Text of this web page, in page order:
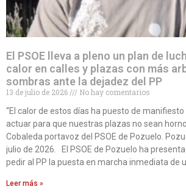
El PSOE lleva a pleno un plan de
calor en calles y plazas con más
sombras ante la dejadez del PP
13 de julio de 2026
No hay comentarios
“El calor de estos días ha puesto de
actuar para que nuestras plazas no sean
Cobaleda portavoz del PSOE de Pozuelo.
julio de 2026. El PSOE de Pozuelo ha
pedir al PP la puesta en marcha inmediata de
Leer más »